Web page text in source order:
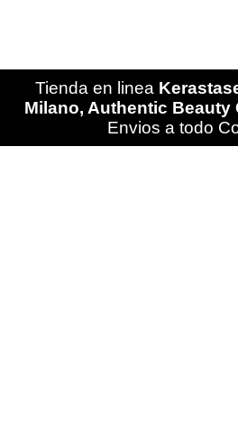
Tienda en linea
Milano, Authentic Beauty
Envios a todo